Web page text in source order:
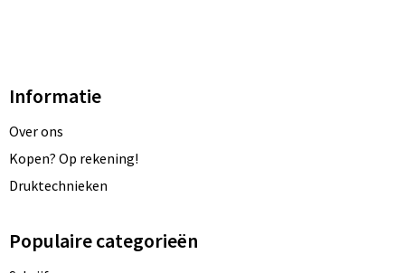
Informatie
Over ons
Kopen? Op rekening!
Druktechnieken
Populaire categorieën